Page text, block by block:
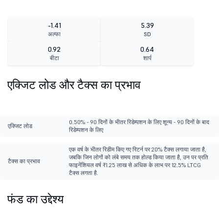
-1.41
अल्फा
5.39
SD
0.92
बीटा
0.64
शार्प
एक्जिट लोड और टैक्स का प्रभाव
एक्जिट लोड
0.50% - 90 दिनों के भीतर रिडेम्पशन के लिए शून्य - 90 दिनों के बाद
रिडेम्पशन के लिए
टैक्स का प्रभाव
एक वर्ष के भीतर रिडीम किए गए रिटर्न पर 20% टैक्स लगाया जाता है,
जबकि जिन लोगों को लंबे समय तक होल्ड किया जाता है, उन पर प्रति
फाइनेंशियल वर्ष ₹1.25 लाख से अधिक के लाभ पर 12.5% LTCG
टैक्स लगता है.
फंड का उद्देश्य